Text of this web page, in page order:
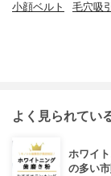
小顔ベルト 毛穴吸
よく見られてい
ホワイ
の多い